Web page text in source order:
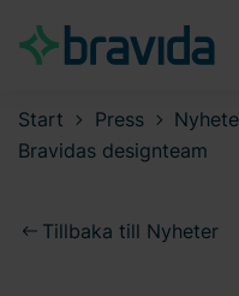
Start Press
Bravidas designteam
Tillbaka till Nyheter